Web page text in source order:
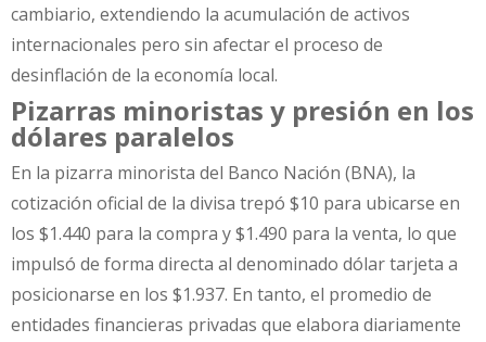
cambiario, extendiendo la acumulación de activos
internacionales pero sin afectar el proceso de
desinflación de la economía local.
Pizarras minoristas y presión en los
dólares paralelos
En la pizarra minorista del Banco Nación (BNA), la
cotización oficial de la divisa trepó $10 para ubicarse en
los $1.440 para la compra y $1.490 para la venta, lo que
impulsó de forma directa al denominado dólar tarjeta a
posicionarse en los $1.937. En tanto, el promedio de
entidades financieras privadas que elabora diariamente